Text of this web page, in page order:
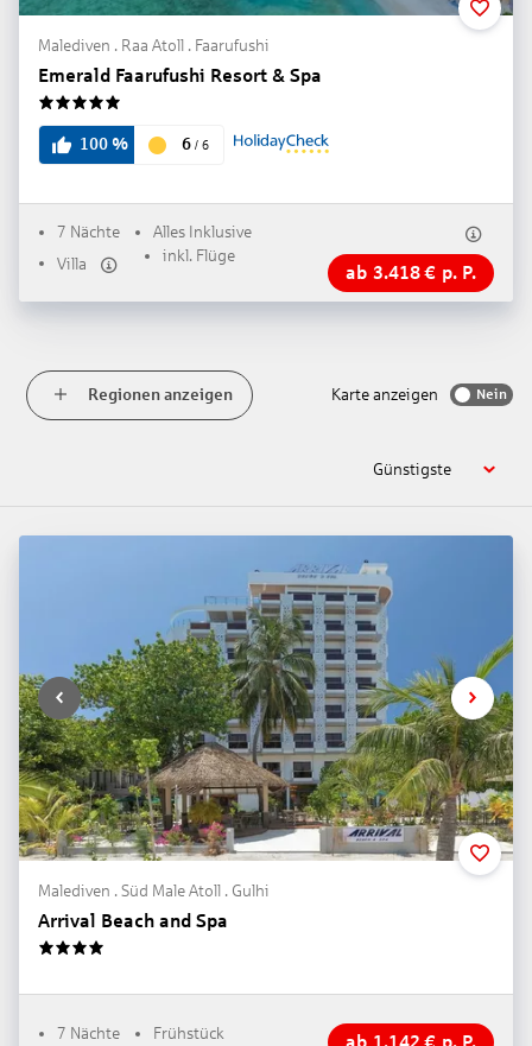
Malediven . Raa Atoll . Faarufushi
Emerald Faarufushi Resort & Spa
100% 6 / 6
7 Nächte
Alles Inklusive
Villa
inkl. Flüge
ab 3.418€ p. P.
Regionen anzeigen Karte anzeigen Nein
Günstigste
Malediven . Süd Male Atoll . Gulhi
Arrival Beach and Spa
7 Nächte Frühstück